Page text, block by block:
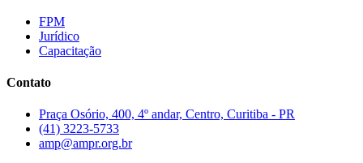
FPM
Jurídico
Capacitação
Contato
Praça Osório, 400, 4º andar, Centro, Curitiba - PR
(41) 3223-5733
amp@ampr.org.br